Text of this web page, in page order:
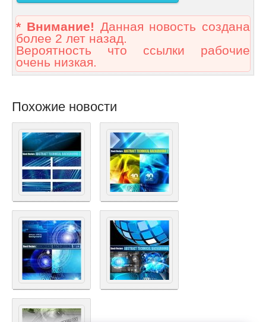
* Внимание! Данная новость создана
более 2 лет назад.
Вероятность что ссылки рабочие
очень низкая.
Похожие новости